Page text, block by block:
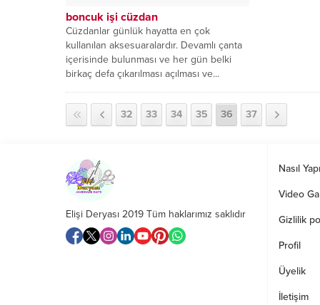
boncuk işi cüzdan
Cüzdanlar günlük hayatta en çok
kullanılan aksesuaralardır. Devamlı çanta
içerisinde bulunması ve her gün belki
birkaç defa çıkarılması açılması ve...
32 33 34 35 36 37
Elişi Deryası 2019 Tüm haklarımız saklıdır
Nasıl
Video
Gizlilik
Profil
Üyelik
İletişim